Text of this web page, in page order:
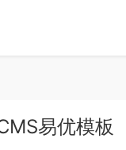
易优模板